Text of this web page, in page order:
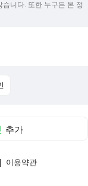
니다. 또한 누구든 본 정
추가
이용약관